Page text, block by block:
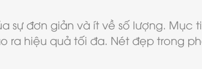
sự đơn giản và ít về số lượng.
hiệu quả tối đa. Nét đẹp trong